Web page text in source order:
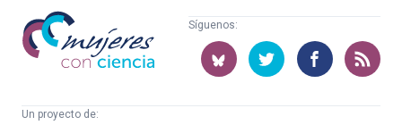
Mujeres
con
ciencia
Síguenos:
Un proyecto de: